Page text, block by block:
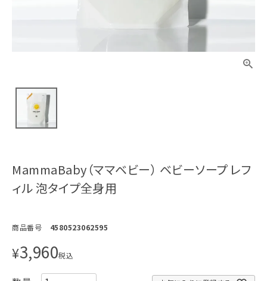
MammaBaby（ママベビー） ベビーソープ レフ
ィル 泡タイプ全身用
商品番号 4580523062595
¥3,960税込